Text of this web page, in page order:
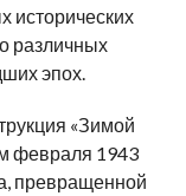
исторических
различных
эпох.
«Зимой
февраля 1943
превращенной